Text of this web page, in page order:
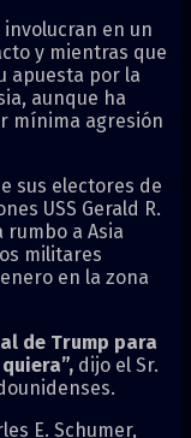
involucran en un
y mientras que
apuesta por la
aunque ha
mínima agresión
sus electores de
USS Gerald R.
a Asia
militares
en la zona
de Trump para
dijo el Sr.
E. Schumer,